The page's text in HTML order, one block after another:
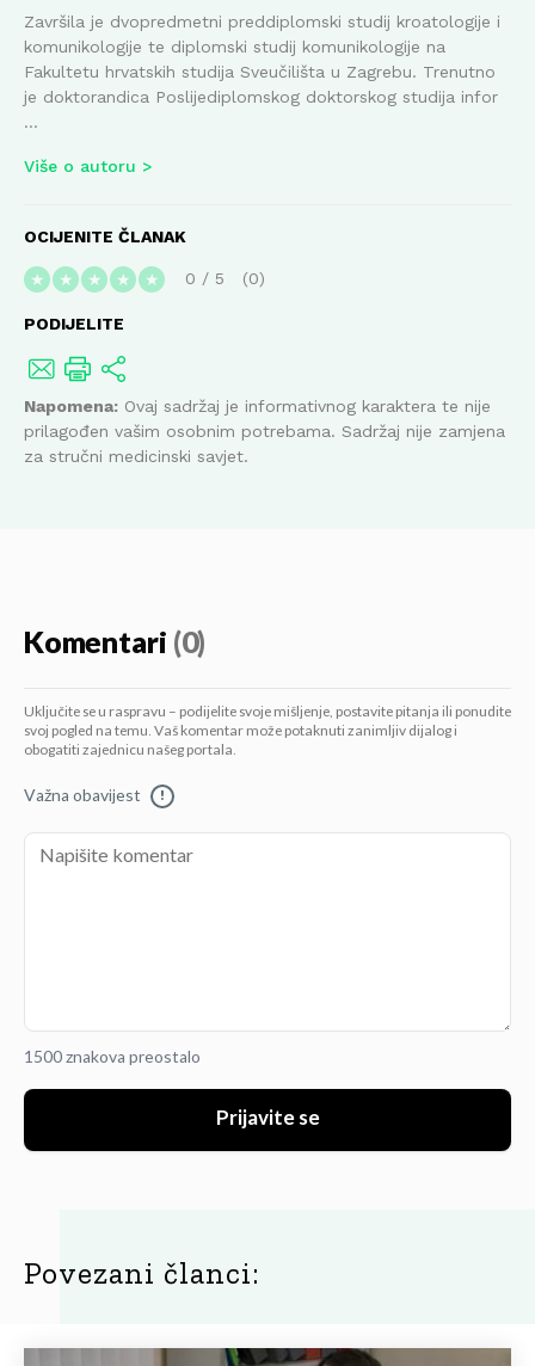
Završila je dvopredmetni preddiplomski studij kroatologije i
komunikologije te diplomski studij komunikologije na
Fakultetu hrvatskih studija Sveučilišta u Zagrebu. Trenutno
je doktorandica Poslijediplomskog doktorskog studija infor
...
Više o autoru
OCIJENITE ČLANAK
★ ★ ★ ★ ★ 0 / 5 0
PODIJELITE
Napomena: Ovaj sadržaj je informativnog karaktera te nije
prilagođen vašim osobnim potrebama. Sadržaj nije zamjena
za stručni medicinski savjet.
Komentari (0)
Uključite se u raspravu – podijelite svoje mišljenje, postavite pitanja ili ponudite
svoj pogled na temu. Vaš komentar može potaknuti zanimljiv dijalog i
obogatiti zajednicu našeg portala.
Važna obavijest !
1500 znakova preostalo
Prijavite se
Povezani članci: